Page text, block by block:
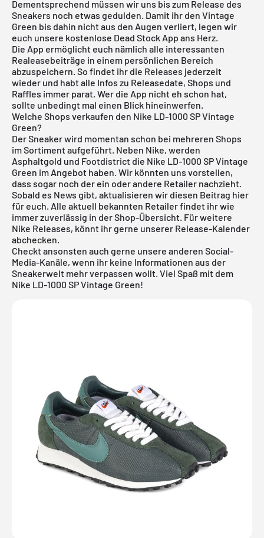
Dementsprechend müssen wir uns bis zum Release des
Sneakers noch etwas gedulden. Damit ihr den Vintage
Green bis dahin nicht aus den Augen verliert, legen wir
euch unsere kostenlose Dead Stock App ans Herz.
Die App ermöglicht euch nämlich alle interessanten
Realeasebeiträge in einem persönlichen Bereich
abzuspeichern. So findet ihr die Releases jederzeit
wieder und habt alle Infos zu Releasedate, Shops und
Raffles immer parat. Wer die App nicht eh schon hat,
sollte unbedingt mal einen Blick hineinwerfen.
Welche Shops verkaufen den Nike LD-1000 SP Vintage
Green?
Der Sneaker wird momentan schon bei mehreren Shops
im Sortiment aufgeführt. Neben Nike, werden
Asphaltgold und Footdistrict die Nike LD-1000 SP Vintage
Green im Angebot haben. Wir könnten uns vorstellen,
dass sogar noch der ein oder andere Retailer nachzieht.
Sobald es News gibt, aktualisieren wir diesen Beitrag hier
für euch. Alle aktuell bekannten Retailer findet ihr wie
immer zuverlässig in der Shop-Übersicht. Für weitere
Nike Releases, könnt ihr gerne unserer Release-Kalender
abchecken.
Checkt ansonsten auch gerne unsere anderen Social-
Media-Kanäle, wenn ihr keine Informationen aus der
Sneakerwelt mehr verpassen wollt. Viel Spaß mit dem
Nike LD-1000 SP Vintage Green!